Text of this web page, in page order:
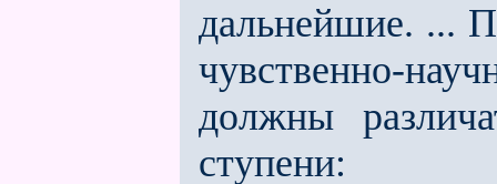
дальнейшие. ...
чувственно-
должны
ступени: